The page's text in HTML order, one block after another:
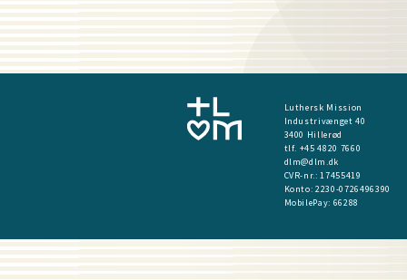
Luthersk Mission
Industrivænget 40
3400 Hillerød
tlf. +45 4820 7660
dlm@dlm.dk
CVR-nr.: 17455419
​Konto:2230-0726496390
MobilePay: 66288